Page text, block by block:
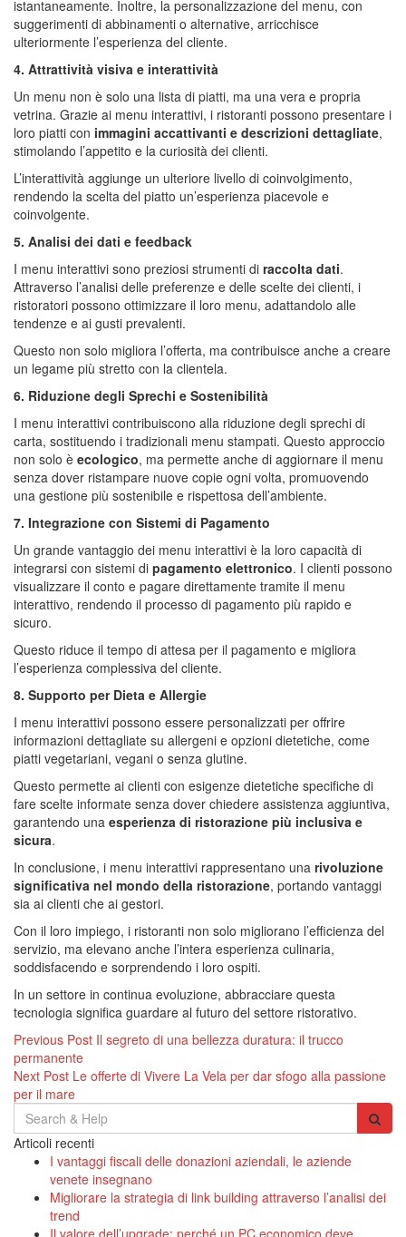
istantaneamente. Inoltre, la personalizzazione del menu, con
suggerimenti di abbinamenti o alternative, arricchisce
ulteriormente l’esperienza del cliente.
4. Attrattività visiva e interattività
Un menu non è solo una lista di piatti, ma una vera e propria
vetrina. Grazie ai menu interattivi, i ristoranti possono presentare i
loro piatti con immagini accattivanti e descrizioni dettagliate,
stimolando l’appetito e la curiosità dei clienti.
L’interattività aggiunge un ulteriore livello di coinvolgimento,
rendendo la scelta del piatto un’esperienza piacevole e
coinvolgente.
5. Analisi dei dati e feedback
I menu interattivi sono preziosi strumenti di raccolta dati.
Attraverso l’analisi delle preferenze e delle scelte dei clienti, i
ristoratori possono ottimizzare il loro menu, adattandolo alle
tendenze e ai gusti prevalenti.
Questo non solo migliora l’offerta, ma contribuisce anche a creare
un legame più stretto con la clientela.
6. Riduzione degli Sprechi e Sostenibilità
I menu interattivi contribuiscono alla riduzione degli sprechi di
carta, sostituendo i tradizionali menu stampati. Questo approccio
non solo è ecologico, ma permette anche di aggiornare il menu
senza dover ristampare nuove copie ogni volta, promuovendo
una gestione più sostenibile e rispettosa dell’ambiente.
7. Integrazione con Sistemi di Pagamento
Un grande vantaggio dei menu interattivi è la loro capacità di
integrarsi con sistemi di pagamento elettronico. I clienti possono
visualizzare il conto e pagare direttamente tramite il menu
interattivo, rendendo il processo di pagamento più rapido e
sicuro.
Questo riduce il tempo di attesa per il pagamento e migliora
l’esperienza complessiva del cliente.
8. Supporto per Dieta e Allergie
I menu interattivi possono essere personalizzati per offrire
informazioni dettagliate su allergeni e opzioni dietetiche, come
piatti vegetariani, vegani o senza glutine.
Questo permette ai clienti con esigenze dietetiche specifiche di
fare scelte informate senza dover chiedere assistenza aggiuntiva,
garantendo una esperienza di ristorazione più inclusiva e
sicura.
In conclusione, i menu interattivi rappresentano una rivoluzione
significativa nel mondo della ristorazione, portando vantaggi
sia ai clienti che ai gestori.
Con il loro impiego, i ristoranti non solo migliorano l’efficienza del
servizio, ma elevano anche l’intera esperienza culinaria,
soddisfacendo e sorprendendo i loro ospiti.
In un settore in continua evoluzione, abbracciare questa
tecnologia significa guardare al futuro del settore ristorativo.
Navigazione
articoli
Previous Post Il segreto di una bellezza duratura: il trucco
permanente
Next Post Le offerte di Vivere La Vela per dar sfogo alla passione
per il mare
Search
for:
Articoli recenti
I vantaggi fiscali delle donazioni aziendali, le aziende
venete insegnano
Migliorare la strategia di link building attraverso l’analisi dei
trend
Il valore dell’upgrade: perché un PC economico deve